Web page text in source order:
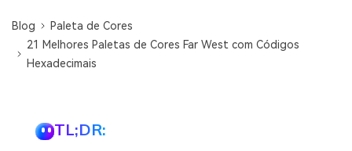
Blog
Paleta de Cores
21 Melhores Paletas de Cores Far West com Códigos
Hexadecimais
TL;DR: